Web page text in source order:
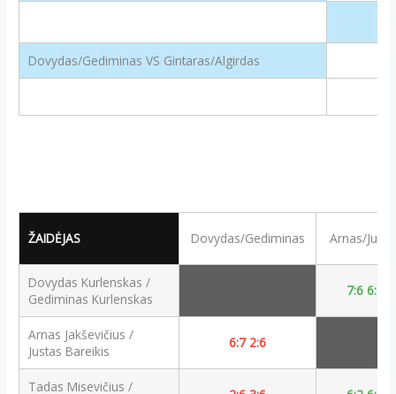
Dovydas/Gediminas VS Gintaras/Algirdas
ŽAIDĖJAS Dovydas/Gediminas Arnas/
Dovydas Kurlenskas /
Gediminas Kurlenskas
7:6 6:2
Arnas Jakševičius /
Justas Bareikis
6:7 2:6
Tadas Misevičius /